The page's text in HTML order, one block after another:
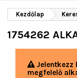
Kezdőlap
1754262
Jelentkezz
megfelelő